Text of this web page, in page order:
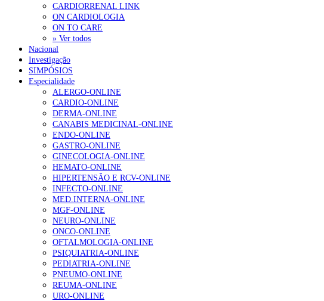
CARDIORRENAL LINK
ON CARDIOLOGIA
ON TO CARE
» Ver todos
Nacional
Investigação
SIMPÓSIOS
Especialidade
ALERGO-ONLINE
CARDIO-ONLINE
DERMA-ONLINE
CANABIS MEDICINAL-ONLINE
ENDO-ONLINE
GASTRO-ONLINE
GINECOLOGIA-ONLINE
HEMATO-ONLINE
HIPERTENSÃO E RCV-ONLINE
INFECTO-ONLINE
MED.INTERNA-ONLINE
MGF-ONLINE
NEURO-ONLINE
ONCO-ONLINE
OFTALMOLOGIA-ONLINE
PSIQUIATRIA-ONLINE
PEDIATRIA-ONLINE
PNEUMO-ONLINE
REUMA-ONLINE
URO-ONLINE